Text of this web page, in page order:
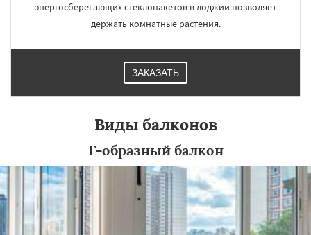
энергосберегающих стеклопакетов в лоджии позволяет
держать комнатные растения.
ЗАКАЗАТЬ
Виды балконов
Г-образный балкон